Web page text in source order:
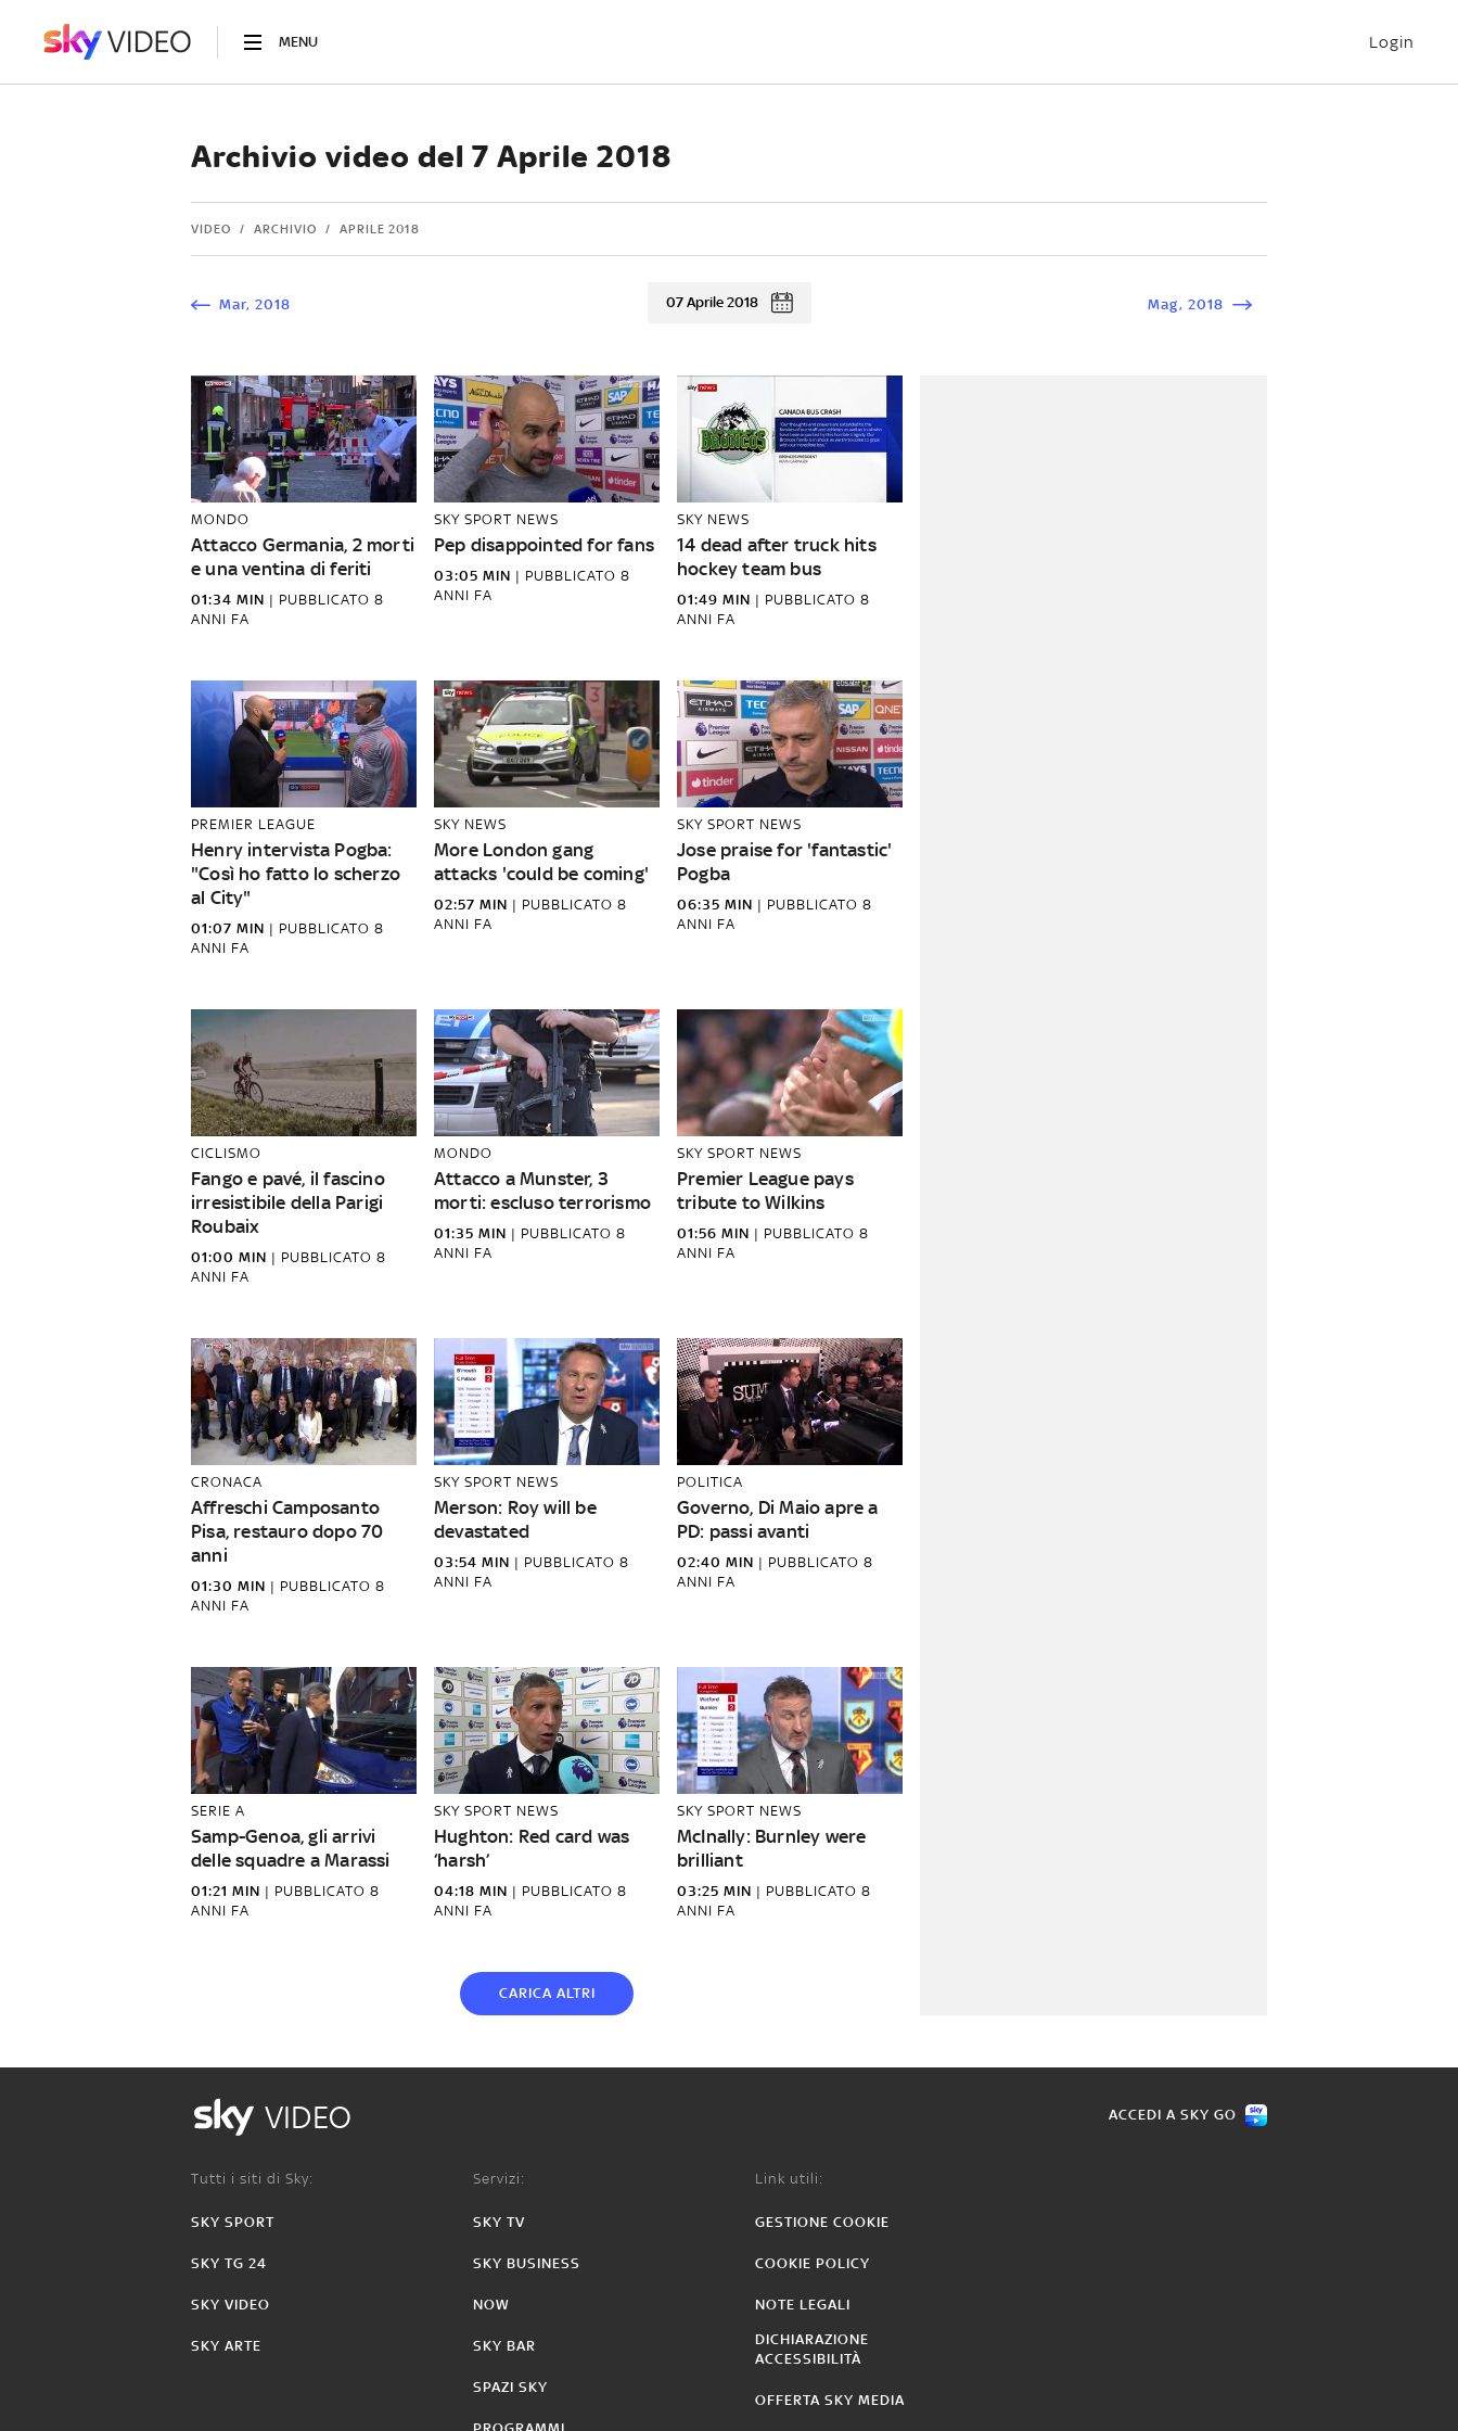
MENU Login
Archivio video del 7 Aprile 2018
VIDEO ARCHIVIO APRILE 2018
Mar, 2018 07 Aprile 2018 Mag, 2018
MONDO
Attacco Germania, 2 morti
e una ventina di feriti
01:34 MIN | PUBBLICATO 8
ANNI FA
SKY SPORT NEWS
Pep disappointed for fans
03:05 MIN | PUBBLICATO 8
ANNI FA
SKY NEWS
14 dead after truck hits
hockey team bus
01:49 MIN | PUBBLICATO 8
ANNI FA
PREMIER LEAGUE
Henry intervista Pogba:
"Così ho fatto lo scherzo
al City"
01:07 MIN | PUBBLICATO 8
ANNI FA
SKY NEWS
More London gang
attacks 'could be coming'
02:57 MIN | PUBBLICATO 8
ANNI FA
SKY SPORT NEWS
Jose praise for 'fantastic'
Pogba
06:35 MIN | PUBBLICATO 8
ANNI FA
CICLISMO
Fango e pavé, il fascino
irresistibile della Parigi
Roubaix
01:00 MIN | PUBBLICATO 8
ANNI FA
MONDO
Attacco a Munster, 3
morti: escluso terrorismo
01:35 MIN | PUBBLICATO 8
ANNI FA
SKY SPORT NEWS
Premier League pays
tribute to Wilkins
01:56 MIN | PUBBLICATO 8
ANNI FA
CRONACA
Affreschi Camposanto
Pisa, restauro dopo 70
anni
01:30 MIN | PUBBLICATO 8
ANNI FA
SKY SPORT NEWS
Merson: Roy will be
devastated
03:54 MIN | PUBBLICATO 8
ANNI FA
POLITICA
Governo, Di Maio apre a
PD: passi avanti
02:40 MIN | PUBBLICATO 8
ANNI FA
SERIE A
Samp-Genoa, gli arrivi
delle squadre a Marassi
01:21 MIN | PUBBLICATO 8
ANNI FA
SKY SPORT NEWS
Hughton: Red card was
‘harsh’
04:18 MIN | PUBBLICATO 8
ANNI FA
SKY SPORT NEWS
McInally: Burnley were
brilliant
03:25 MIN | PUBBLICATO 8
ANNI FA
CARICA ALTRI
VIDEO ACCEDI A SKY GO
Tutti i siti di Sky:
SKY SPORT
SKY TG 24
SKY VIDEO
SKY ARTE
Servizi:
SKY TV
SKY BUSINESS
NOW
SKY BAR
SPAZI SKY
Link utili:
GESTIONE COOKIE
COOKIE POLICY
NOTE LEGALI
DICHIARAZIONE
ACCESSIBILITÀ
OFFERTA SKY MEDIA